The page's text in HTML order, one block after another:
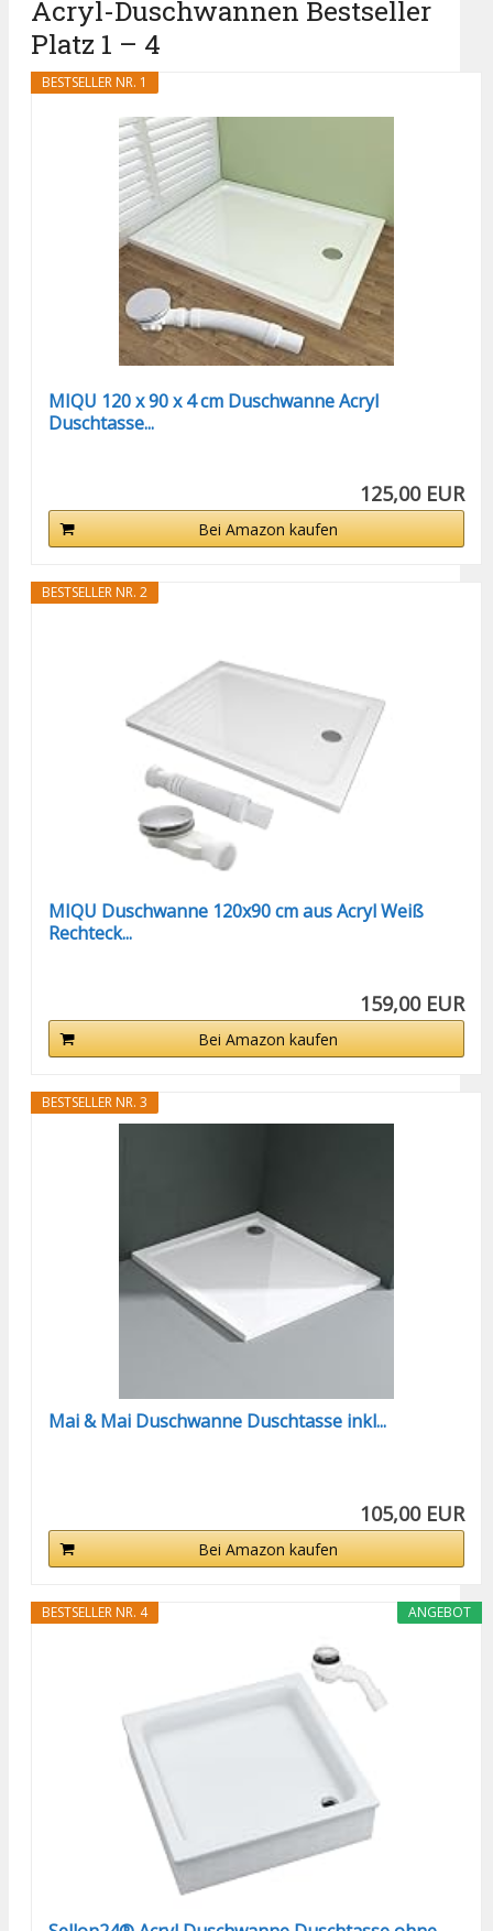
Acryl-Duschwannen Bestseller
Platz 1 – 4
BESTSELLER NR. 1
MIQU 120 x 90 x 4 cm Duschwanne Acryl
Duschtasse...
125,00 EUR
Bei Amazon kaufen
BESTSELLER NR. 2
MIQU Duschwanne 120x90 cm aus Acryl Weiß
Rechteck...
159,00 EUR
Bei Amazon kaufen
BESTSELLER NR. 3
Mai & Mai Duschwanne Duschtasse inkl...
105,00 EUR
Bei Amazon kaufen
ANGEBOT
BESTSELLER NR. 4